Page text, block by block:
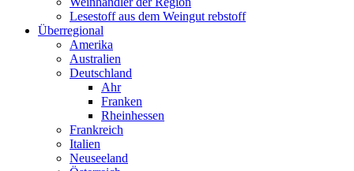
Lesestoff aus dem Weingut rebstoff
Überregional
Amerika
Australien
Deutschland
Ahr
Franken
Rheinhessen
Frankreich
Italien
Neuseeland